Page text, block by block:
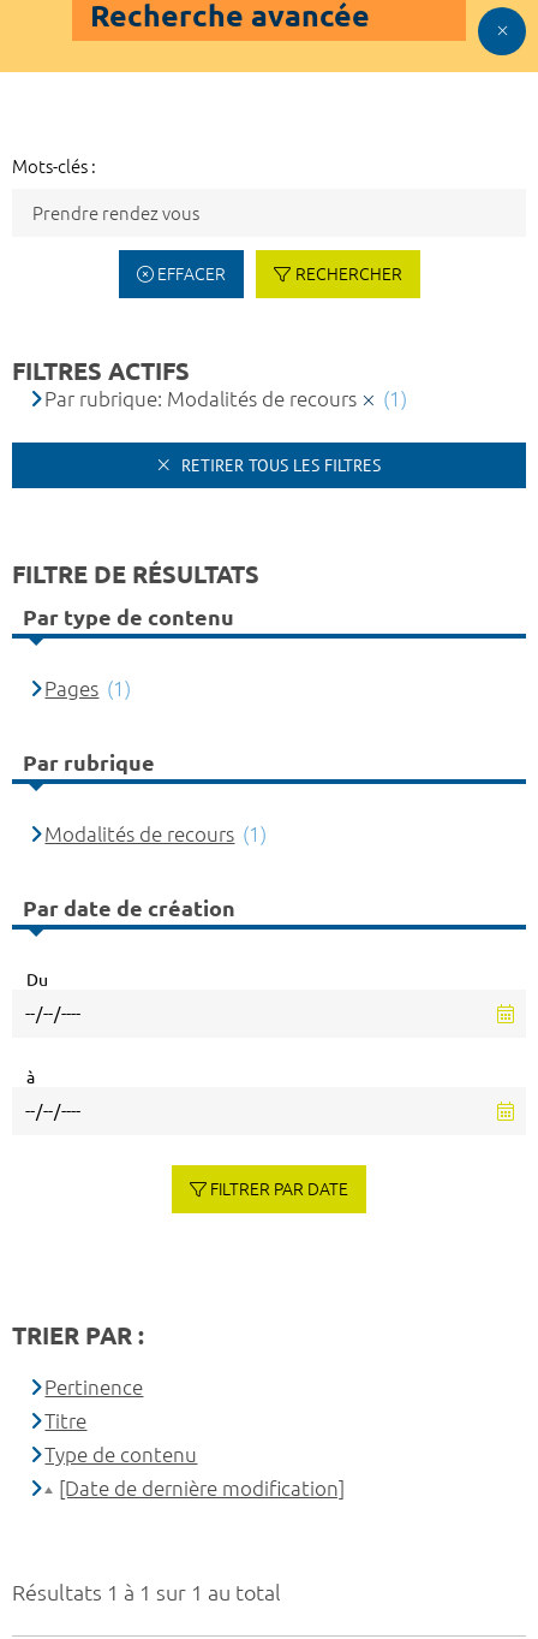
Recherche avancée
Mots-clés :
EFFACER RECHERCHER
Résultats 1 à 1 sur 1 au total
FILTRES ACTIFS
Par rubrique: Modalités de recours (1)
RETIRER TOUS LES FILTRES
FILTRE DE RÉSULTATS
Par type de contenu
Pages (1)
Par rubrique
Modalités de recours (1)
Par date de création
Du
à
FILTRER PAR DATE
TRIER PAR :
Pertinence
Titre
Type de contenu
[Date de dernière modification]